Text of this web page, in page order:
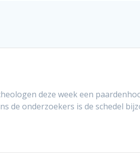
deze week een
de onderzoekers is de schedel